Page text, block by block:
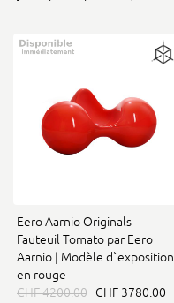
Eero Aarnio Originals
Fauteuil Tomato par Eero
Aarnio | Modèle d`exposition
en rouge
CHF 4200.00 CHF 3780.00